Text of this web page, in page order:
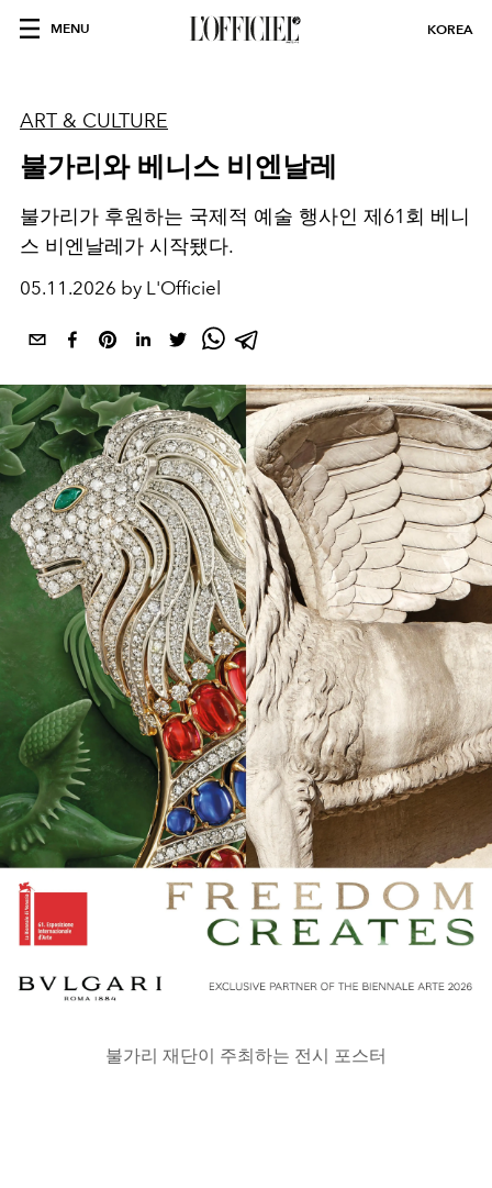
MENU KOREA
ART & CULTURE
불가리와 베니스 비엔날레
불가리가 후원하는 국제적 예술 행사인 제61회 베니
스 비엔날레가 시작됐다.
05.11.2026 by L'Officiel
불가리 재단이 주최하는 전시 포스터